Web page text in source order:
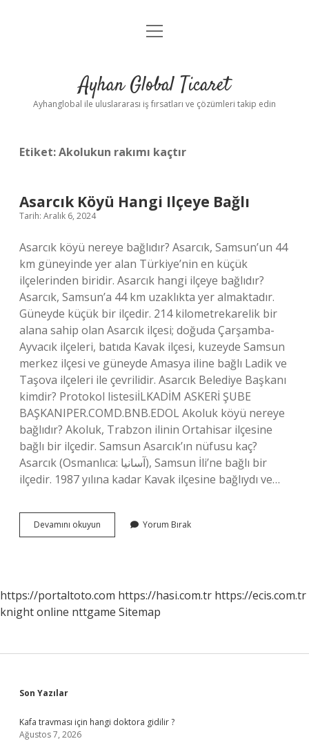
Anasayfa
Yasal Uyarı
menüyü
Ayhan Global Ticaret
Ayhanglobal ile uluslararası iş fırsatları ve çözümleri takip edin
Etiket:Akolukun rakımı kaçtır
Asarcık Köyü Hangi Ilçeye Bağlı
Tarih: Aralık 6, 2024
Asarcık köyü nereye bağlıdır? Asarcık, Samsun’un 44
km güneyinde yer alan Türkiye’nin en küçük
ilçelerinden biridir. Asarcık hangi ilçeye bağlıdır?
Asarcık, Samsun’a 44 km uzaklıkta yer almaktadır.
Güneyde küçük bir ilçedir. 214 kilometrekarelik bir
alana sahip olan Asarcık ilçesi; doğuda Çarşamba-
Ayvacık ilçeleri, batıda Kavak ilçesi, kuzeyde Samsun
merkez ilçesi ve güneyde Amasya iline bağlı Ladik ve
Taşova ilçeleri ile çevrilidir. Asarcık Belediye Başkanı
kimdir? Protokol listesiİLKADİM ASKERİ ŞUBE
BAŞKANIPER.COMD.BNB.EDOL Akoluk köyü nereye
bağlıdır? Akoluk, Trabzon ilinin Ortahisar ilçesine
bağlı bir ilçedir. Samsun Asarcık’ın nüfusu kaç?
Asarcık (Osmanlıca: آسانيا), Samsun İli’ne bağlı bir
ilçedir. 1987 yılına kadar Kavak ilçesine bağlıydı ve…
Devamını okuyun
Köyü
Yorum Bırak
https://portaltoto.com https://hasi.com.tr https://ecis.com.tr
knight online nttgame Sitemap
Sidebar
Son Yazılar
Kafa travması için hangi doktora gidilir ?
Ağustos 7, 2026